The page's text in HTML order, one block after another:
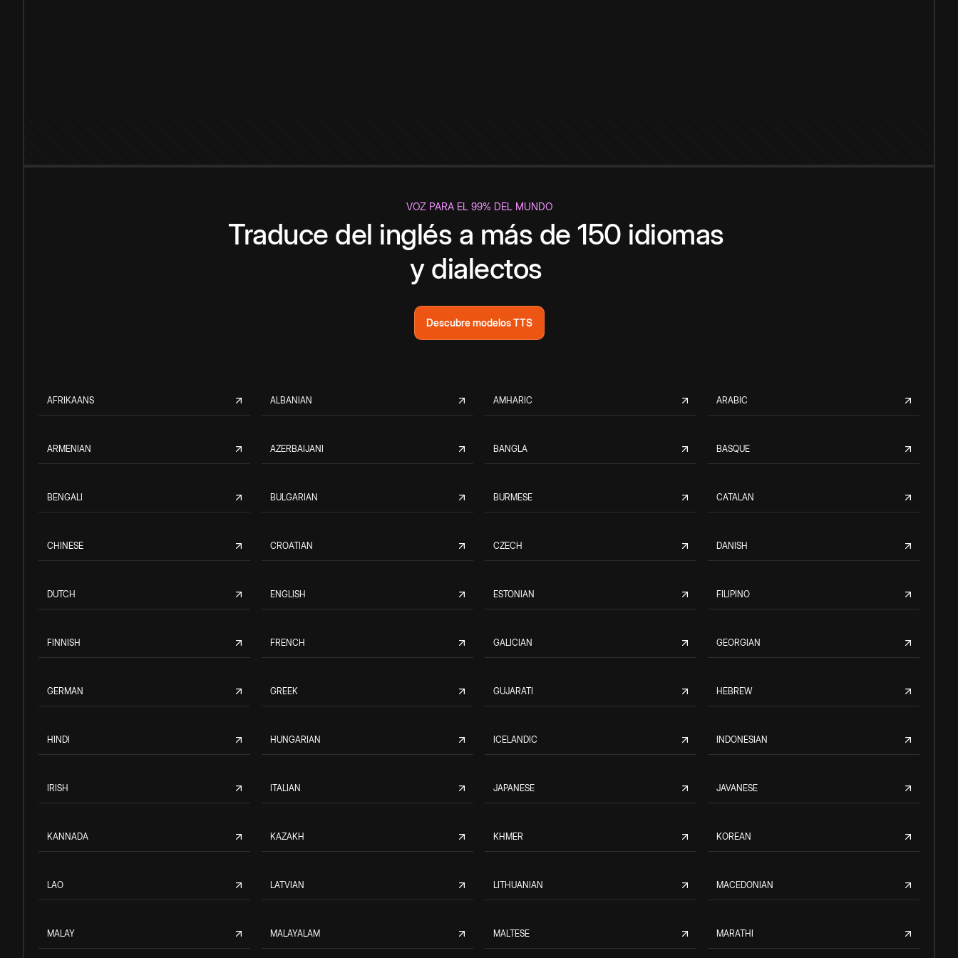
VOZ PARA EL 99% DEL MUNDO
Traduce del inglés a más de 150 idiomas
y dialectos
Descubre modelos TTS
AFRIKAANS ALBANIAN AMHARIC ARABIC
ARMENIAN AZERBAIJANI BANGLA BASQUE
BENGALI BULGARIAN BURMESE CATALAN
CHINESE CROATIAN CZECH DANISH
DUTCH ENGLISH ESTONIAN FILIPINO
FINNISH FRENCH GALICIAN GEORGIAN
GERMAN GREEK GUJARATI HEBREW
HINDI HUNGARIAN ICELANDIC INDONESIAN
IRISH ITALIAN JAPANESE JAVANESE
KANNADA KAZAKH KHMER KOREAN
LAO LATVIAN LITHUANIAN MACEDONIAN
MALAY MALAYALAM MALTESE MARATHI